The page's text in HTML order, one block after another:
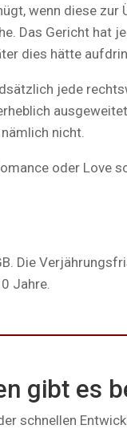
wenn diese
Das Gericht hat
dies hätte
jede
nicht.
oder Love
Die
Jahre.
gibt es
schnellen